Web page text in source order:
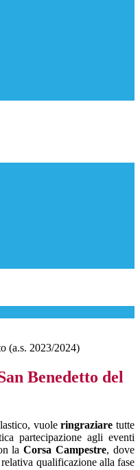
(a.s. 2023/2024)
Benedetto del
vuoleringraziare tutte
partecipazione agli eventi
laCorsa Campestre, dove
qualificazione alla fase